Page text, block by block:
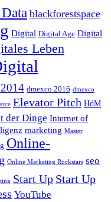
blackforestspace
Digital Digital Age Digital
Leben
dmexco 2016 dmexco
Elevator Pitch HdM
der Dinge Internet of
marketing Master
Online-
Online Marketing Rockstars seo
Start Up Start Up
YouTube